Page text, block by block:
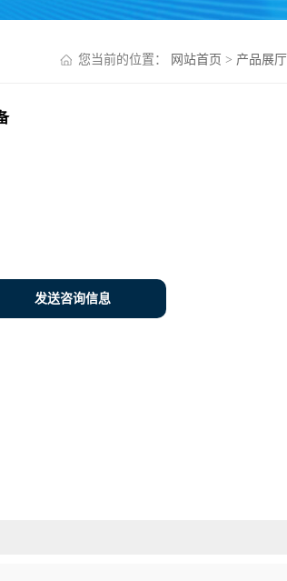
您当前的位置： 网站首页 > 产品展厅
发送咨询信息